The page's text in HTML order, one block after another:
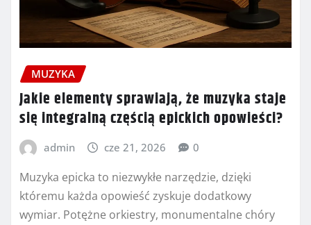
MUZYKA
Jakie elementy sprawiają, że muzyka staje
się integralną częścią epickich opowieści?
admin cze 21, 2026 0
Muzyka epicka to niezwykłe narzędzie, dzięki
któremu każda opowieść zyskuje dodatkowy
wymiar. Potężne orkiestry, monumentalne chóry